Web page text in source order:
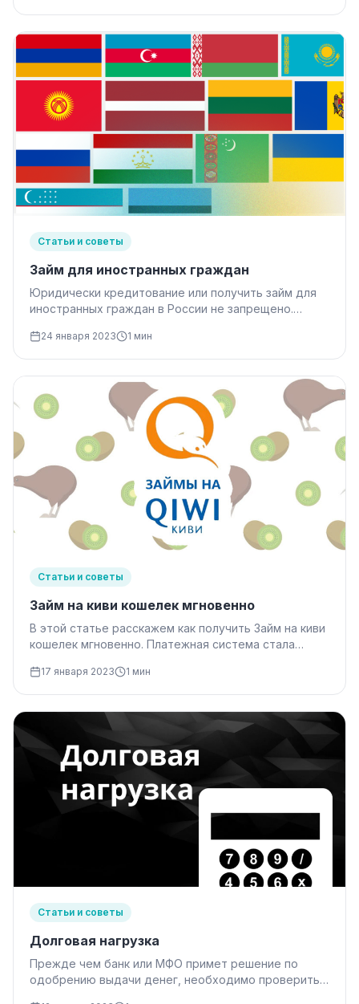
Статьи и советы
Займ для иностранных граждан
Юридически кредитование или получить займ для
иностранных граждан в России не запрещено.
могут…
24 января 2023 1 мин
Статьи и советы
Займ на киви кошелек мгновенно
В этой статье расскажем как получить Займ на киви
кошелек мгновенно. Платежная система стала
17 января 2023 1 мин
Статьи и советы
Долговая нагрузка
Прежде чем банк или МФО примет решение по
одобрению выдачи денег, необходимо проверить